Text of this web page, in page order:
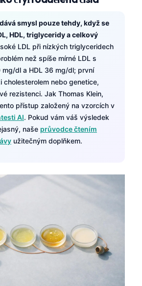
smysl pouze tehdy, když se
HDL, triglyceridy a celkový
LDL při nízkých triglyceridech
než spíše mírné LDL s
dl a HDL 36 mg/dl; první
cholesterolem nebo genetice,
rezistenci. Jak Thomas Klein,
přístup založený na vzorcích v
AI. Pokud vám váš výsledek
naše průvodce čtením
užitečným doplňkem.